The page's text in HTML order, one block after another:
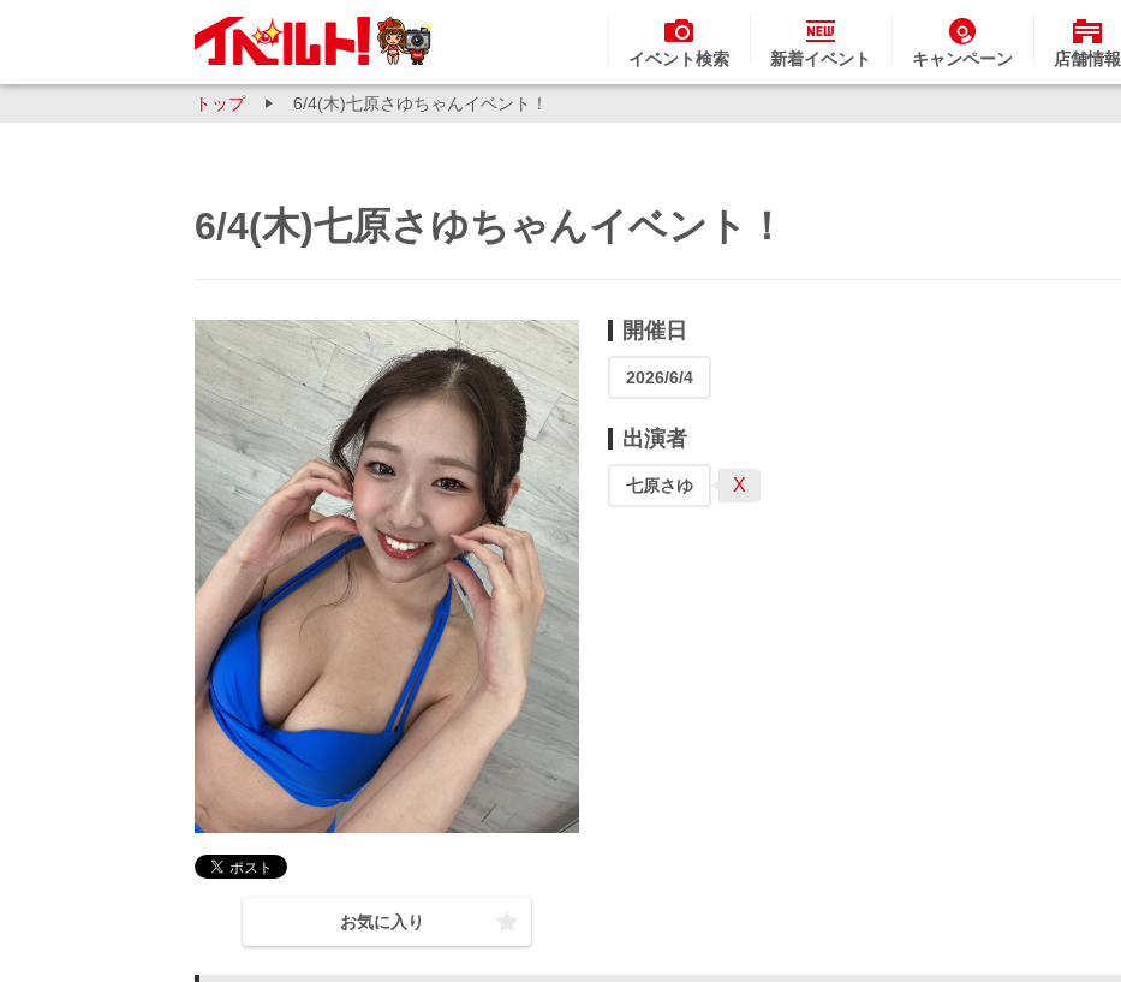
イベント検索 新着イベント キャンペーン 店舗情報
トップ 6/4(木)七原さゆちゃんイベント！
6/4(木)七原さゆちゃんイベント！
お気に入り
開催日
2026/6/4
出演者
七原さゆ X